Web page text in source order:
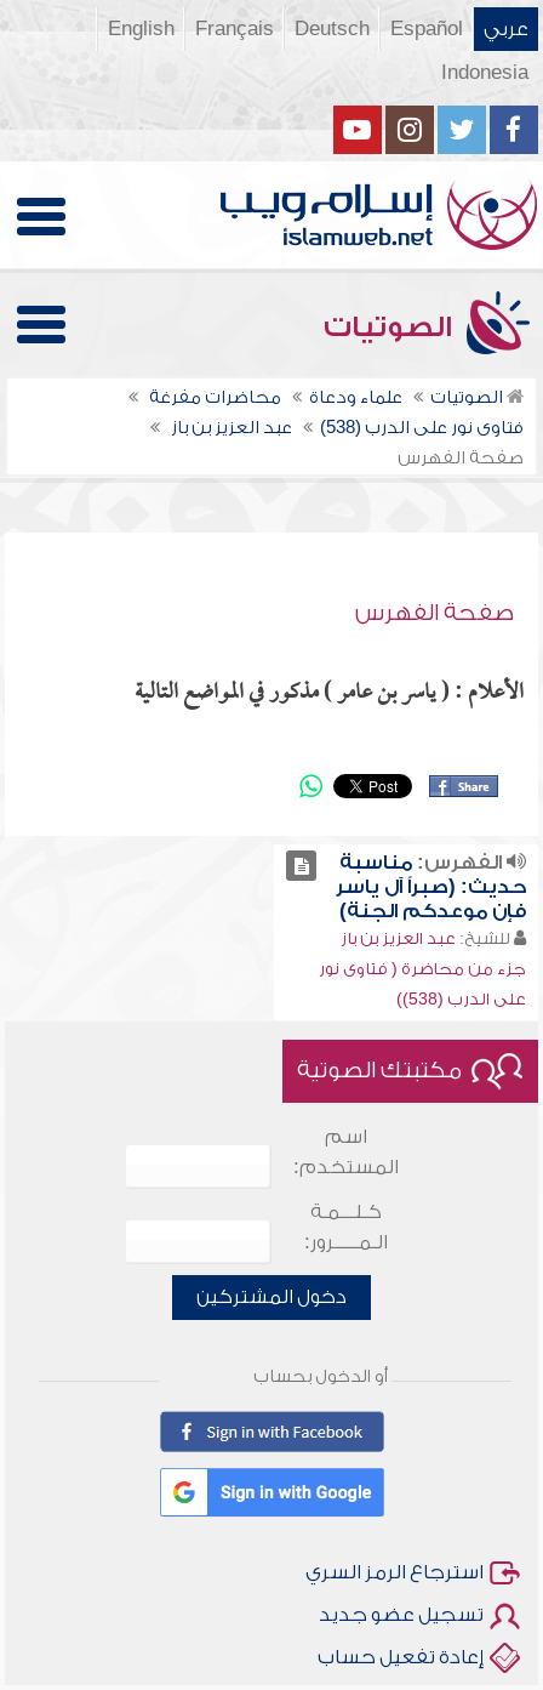
عربي Español
Deutsch
Français
English
Indonesia
الصوتيات
الصوتيات علماء ودعاة
محاضرات مفرغة
فتاوى نور على الدرب (538)
عبد العزيز بن باز
صفحة الفهرس
صفحة الفهرس
الأعلام : ( ياسر بن عامر ) مذكور في المواضع التالية
الفهرس:مناسبة
حديث: (صبراً آل ياسر
فإن موعدكم الجنة)
للشيخ: عبد العزيز بن باز
جزء من محاضرة ( فتاوى نور
على الدرب (538))
مكتبتك الصوتية
اسم
المستخدم:
كـلـــمـة
الـمـــــرور:
دخول المشتركين
أو الدخول بحساب
استرجاع الرمز السري
تسجيل عضو جديد
إعادة تفعيل حساب